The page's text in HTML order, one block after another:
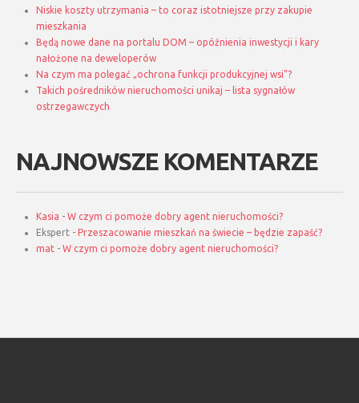
Niskie koszty utrzymania – to coraz istotniejsze przy zakupie
mieszkania
Będą nowe dane na portalu DOM – opóźnienia inwestycji i kary
nałożone na deweloperów
Na czym ma polegać „ochrona funkcji produkcyjnej wsi”?
Takich pośredników nieruchomości unikaj – lista sygnałów
ostrzegawczych
NAJNOWSZE KOMENTARZE
Kasia - W czym ci pomoże dobry agent nieruchomości?
Ekspert - Przeszacowanie mieszkań na świecie – będzie zapaść?
mat - W czym ci pomoże dobry agent nieruchomości?